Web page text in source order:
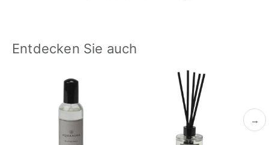
Entdecken Sie auch
→